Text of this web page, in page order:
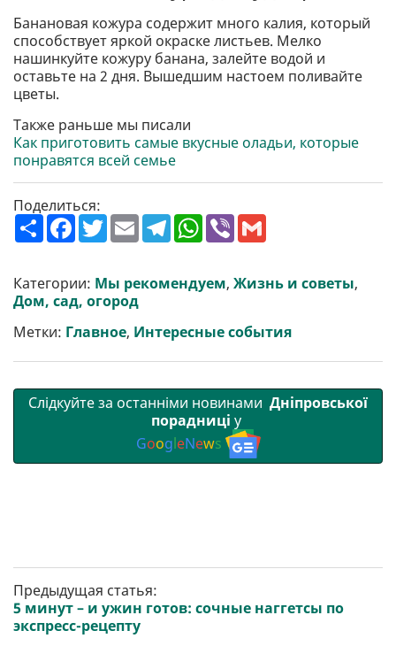
Банановая кожура содержит много калия, который
способствует яркой окраске листьев. Мелко
нашинкуйте кожуру банана, залейте водой и
оставьте на 2 дня. Вышедшим настоем поливайте
цветы.
Также раньше мы писали
Как приготовить самые вкусные оладьи, которые
понравятся всей семье
Поделиться:
П
о
р
и
т
F
a
b
o
o
T
w
t
e
r
E
m
l
T
e
g
r
W
h
s
A
V
r l
Категории: Мы рекомендуем, Жизнь и советы,
Дом, сад, огород
Метки: Главное, Интересные события
Слідкуйте за останніми новинами Дніпровської
порадниці у
GoogleNews
Предыдущая статья:
5 минут – и ужин готов: сочные наггетсы по
экспресс-рецепту